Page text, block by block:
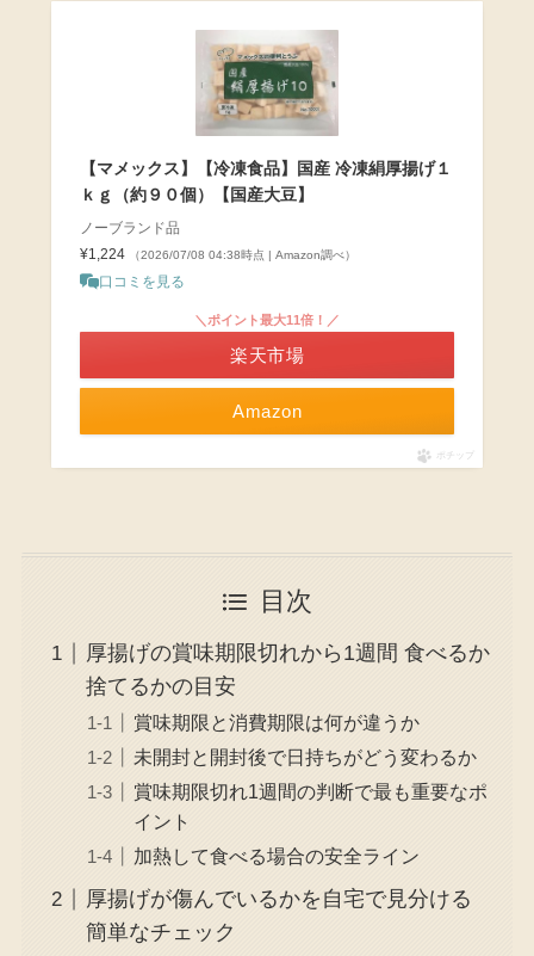
【マメックス】【冷凍食品】国産 冷凍絹厚揚げ１
ｋｇ（約９０個）【国産大豆】
ノーブランド品
¥1,224
（2026/07/08 04:38時点 | Amazon調べ）
口コミを見る
Amazon
＼ポイント最大11倍！／
楽天市場
ポチップ
目次
厚揚げの賞味期限切れから1週間 食べるか
捨てるかの目安
賞味期限と消費期限は何が違うか
未開封と開封後で日持ちがどう変わるか
賞味期限切れ1週間の判断で最も重要なポ
イント
加熱して食べる場合の安全ライン
厚揚げが傷んでいるかを自宅で見分ける
簡単なチェック